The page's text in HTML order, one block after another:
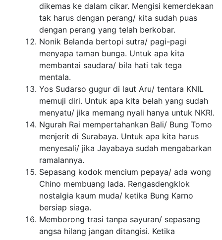
dikemas ke dalam cikar. Mengisi kemerdekaan
tak harus dengan perang/ kita sudah puas
dengan perang yang telah berkobar.
Nonik Belanda bertopi sutra/ pagi-pagi
menyapa taman bunga. Untuk apa kita
membantai saudara/ bila hati tak tega
mentala.
Yos Sudarso gugur di laut Aru/ tentara KNIL
memuji diri. Untuk apa kita belah yang sudah
menyatu/ jika memang nyali hanya untuk NKRI.
Ngurah Rai mempertahankan Bali/ Bung Tomo
menjerit di Surabaya. Untuk apa kita harus
menyesali/ jika Jayabaya sudah mengabarkan
ramalannya.
Sepasang kodok mencium pepaya/ ada wong
Chino membuang lada. Rengasdengklok
nostalgia kaum muda/ ketika Bung Karno
bersiap siaga.
Memborong trasi tanpa sayuran/ sepasang
angsa hilang jangan ditangisi. Ketika